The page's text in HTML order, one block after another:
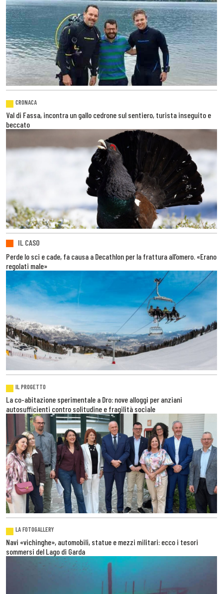
CRONACA
Val di Fassa, incontra un gallo cedrone sul sentiero, turista inseguito e
beccato
IL CASO
Perde lo sci e cade, fa causa a Decathlon per la frattura all’omero. «Erano
regolati male»
IL PROGETTO
La co-abitazione sperimentale a Dro: nove alloggi per anziani
autosufficienti contro solitudine e fragilità sociale
LA FOTOGALLERY
Navi «vichinghe», automobili, statue e mezzi militari: ecco i tesori
sommersi del Lago di Garda